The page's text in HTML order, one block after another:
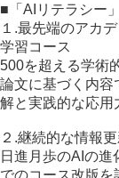
■「AIリテラシー
１.最先端のアカ
学習コース
500を超える学術
論文に基づく内容
解と実践的な応用
２.継続的な情報
日進月歩のAIの
でのコース改版を